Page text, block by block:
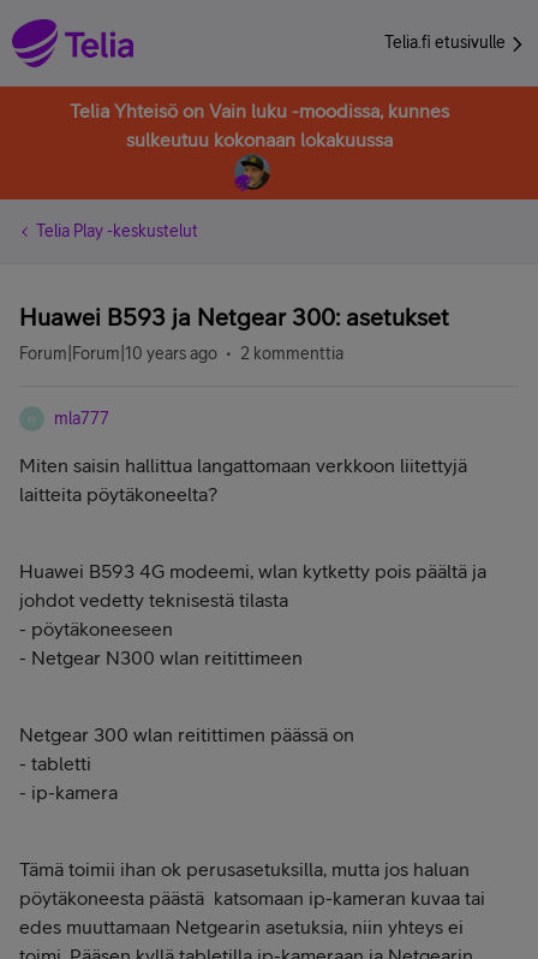
Telia.fi etusivulle
Telia Yhteisö on Vain luku -moodissa, kunnes
sulkeutuu kokonaan lokakuussa
Telia Play -keskustelut
Huawei B593 ja Netgear 300: asetukset
Forum|Forum|10 years ago 2 kommenttia
M mla777
Miten saisin hallittua langattomaan verkkoon liitettyjä
laitteita pöytäkoneelta?
Huawei B593 4G modeemi, wlan kytketty pois päältä ja
johdot vedetty teknisestä tilasta
- pöytäkoneeseen
- Netgear N300 wlan reitittimeen
Netgear 300 wlan reitittimen päässä on
- tabletti
- ip-kamera
Tämä toimii ihan ok perusasetuksilla, mutta jos haluan
pöytäkoneesta päästä katsomaan ip-kameran kuvaa tai
edes muuttamaan Netgearin asetuksia, niin yhteys ei